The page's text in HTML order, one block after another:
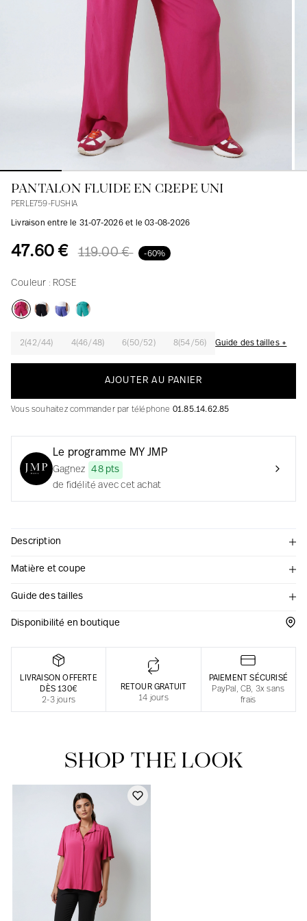
En ligne avec les courbes des femmes
La création avec audace et passion
Notre actualité dans le journal
Blazers, Vestes
Pulls
Blazers, Vestes
Manteaux
Accessoires
PANTALON FLUIDE EN CREPE UNI
PERLE759-FUSHIA
Livraison entre le 31-07-2026 et le 03-08-2026
47.60 € 119.00 € -60%
Couleur : ROSE
2(42/44) 4(46/48) 6(50/52) 8(54/56) Guide des tailles +
AJOUTER AU PANIER
Vous souhaitez commander par téléphone 01.85.14.62.85
Le programme MY JMP
Gagnez
48 pts
de fidélité avec cet achat
Description
Matière et coupe
Guide des tailles
Disponibilité en boutique
LIVRAISON OFFERTE
DÈS 130€
2-3 jours
RETOUR GRATUIT
14 jours
PAIEMENT SÉCURISÉ
PayPal, CB, 3x sans
frais
SHOP THE LOOK